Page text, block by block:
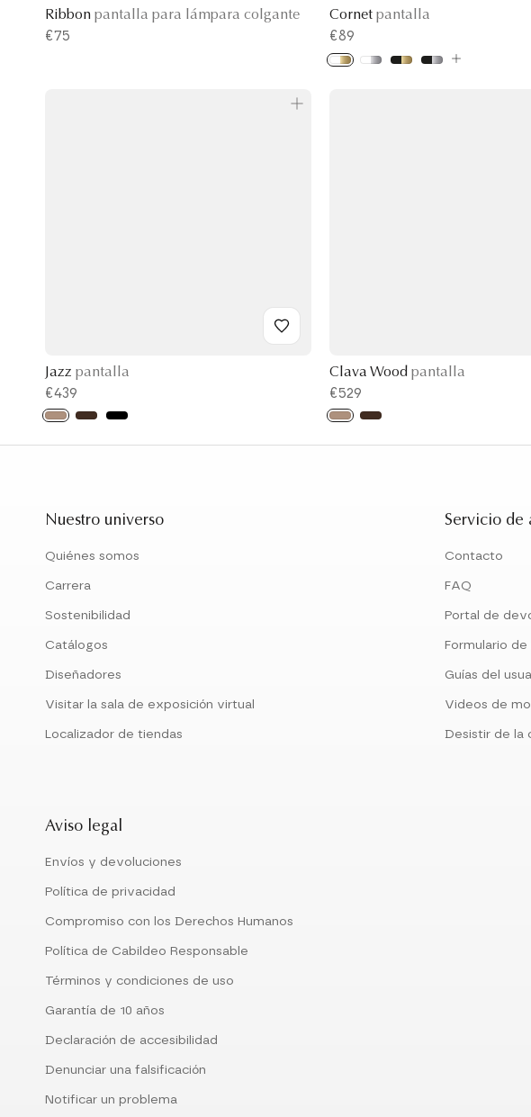
Ribbon pantalla para lámpara colgante
€75
Cornet pantalla
€89
Jazz pantalla
€439
Clava Wood pantalla
€529
Nuestro universo
Quiénes somos
Carrera
Sostenibilidad
Catálogos
Diseñadores
Visitar la sala de exposición virtual
Localizador de tiendas
Servicio de
Contacto
FAQ
Portal de
Formulario
Guías del
Videos de
Desistir de la
Aviso legal
Envíos y devoluciones
Política de privacidad
Compromiso con los Derechos Humanos
Política de Cabildeo Responsable
Términos y condiciones de uso
Garantía de 10 años
Declaración de accesibilidad
Denunciar una falsificación
Notificar un problema